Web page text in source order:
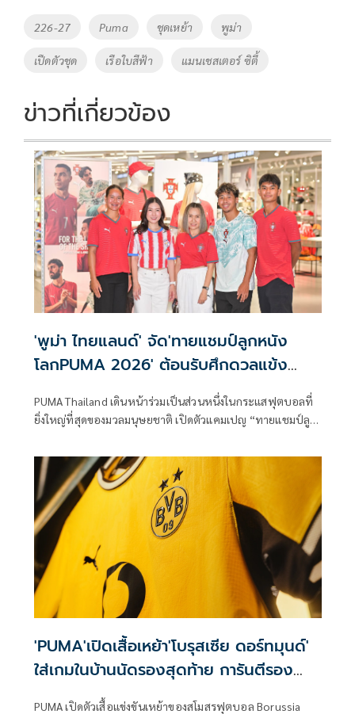
o
o
k
Li
n
k
Tags
226-27 Puma ชุดเหย้า พูม่า
เปืดตัวชุด เรือใบสีฟ้า แมนเชสเตอร์ ซิตี้
ข่าวที่เกี่ยวข้อง
'พูม่า ไทยแลนด์' จัด'ทายแชมป์ลูกหนัง
โลกPUMA 2026' ต้อนรับศึกดวลแข้ง
PUMA Thailand เดินหน้าร่วมเป็นส่วนหนึ่งในกระแสฟุตบอลที่
ยิ่งใหญ่ที่สุดของมวลมนุษยชาติ เปิดตัวแคมเปญ “ทายแชมป์ลูก
Champion เพื่อร่วมเฉลิมฉลองมหกรรมลูกหนังระดับโลก โดย
มอบประสบการณ์สุดพิเศษให้กับแฟนฟุตบอลและผู้บริโภคทั่ว
ประเทศ ผ่านกิจกรรมมากมาย ทั้งการทายผลการแข่งขัน ช้อป
สินค้า และลุ้นรับรางวัลสุดเอ็กซ์คลูซีฟจาก PUMA
'PUMA'เปิดเสื้อเหย้า'โบรุสเซีย ดอร์ทมุนด์'
ใส่เกมในบ้านนัดรองสุดท้าย การันตีรอง
แชมป์'บุนเดสลีก้า'
PUMA เปิดตัวเสื้อแข่งขันเหย้าของสโมสรฟุตบอล Borussia